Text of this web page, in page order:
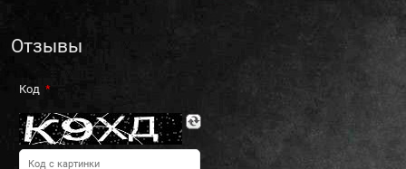
Отзывы
Код